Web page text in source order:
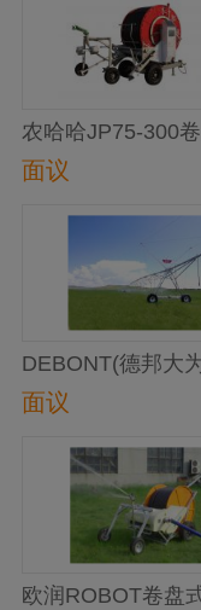
农哈哈JP75-300
喷灌机
面议
DEBONT(德邦大
系列指针式喷灌机
面议
欧润ROBOT卷盘